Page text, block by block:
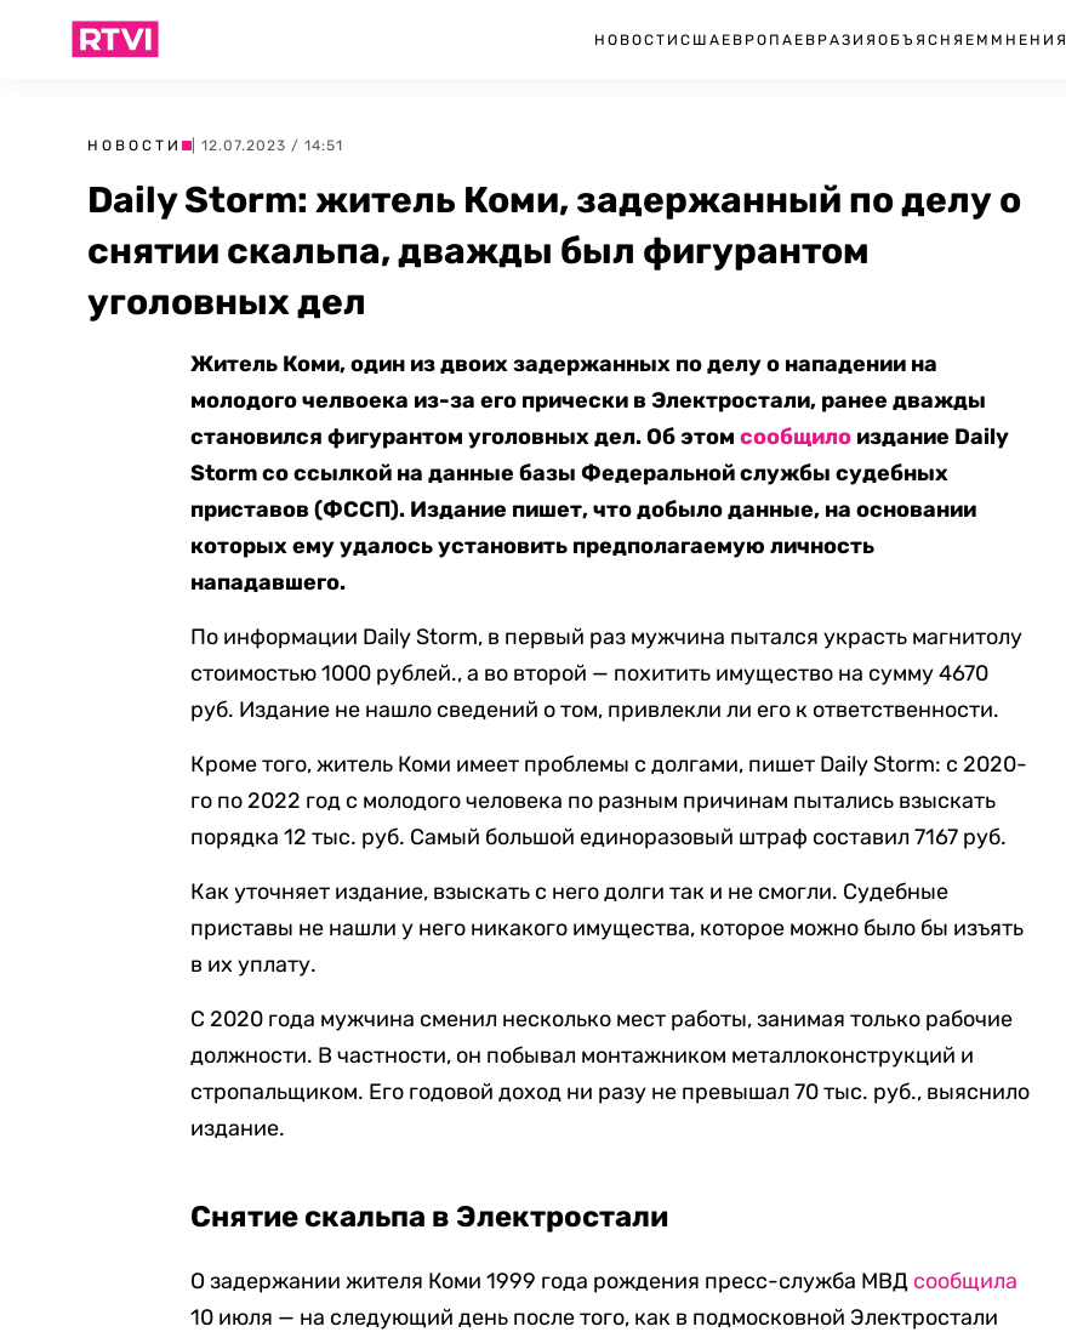
НОВОСТИ США ЕВРОПА ЕВРАЗИЯ ОБЪЯСНЯЕМ МНЕНИЯ
НОВОСТИ | 12.07.2023 / 14:51
Daily Storm: житель Коми, задержанный по делу о
снятии скальпа, дважды был фигурантом
уголовных дел
Житель Коми, один из двоих задержанных по делу о нападении на
молодого челвоека из-за его прически в Электростали, ранее дважды
становился фигурантом уголовных дел. Об этомсообщило издание Daily
Storm со ссылкой на данные базы Федеральной службы судебных
приставов (ФССП). Издание пишет, что добыло данные, на основании
которых ему удалось установить предполагаемую личность
нападавшего.
По информации Daily Storm, в первый раз мужчина пытался украсть магнитолу
стоимостью 1000 рублей., а во второй — похитить имущество на сумму 4670
руб. Издание не нашло сведений о том, привлекли ли его к ответственности.
Кроме того, житель Коми имеет проблемы с долгами, пишет Daily Storm: с 2020-
го по 2022 год с молодого человека по разным причинам пытались взыскать
порядка 12 тыс. руб. Самый большой единоразовый штраф составил 7167 руб.
Как уточняет издание, взыскать с него долги так и не смогли. Судебные
приставы не нашли у него никакого имущества, которое можно было бы изъять
в их уплату.
С 2020 года мужчина сменил несколько мест работы, занимая только рабочие
должности. В частности, он побывал монтажником металлоконструкций и
стропальщиком. Его годовой доход ни разу не превышал 70 тыс. руб., выяснило
издание.
Снятие скальпа в Электростали
О задержании жителя Коми 1999 года рождения пресс-служба МВД сообщила
10 июля — на следующий день после того, как в подмосковной Электростали